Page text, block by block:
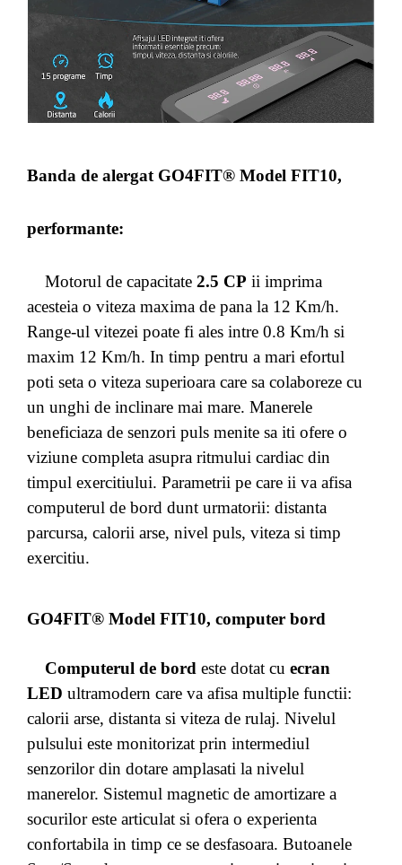
Banda de alergat GO4FIT® Model FIT10,
performante:
Motorul de capacitate 2.5 CP ii imprima
acesteia o viteza maxima de pana la 12 Km/h.
Range-ul vitezei poate fi ales intre 0.8 Km/h si
maxim 12 Km/h. In timp pentru a mari efortul
poti seta o viteza superioara care sa colaboreze cu
un unghi de inclinare mai mare. Manerele
beneficiaza de senzori puls menite sa iti ofere o
viziune completa asupra ritmului cardiac din
timpul exercitiului. Parametrii pe care ii va afisa
computerul de bord dunt urmatorii: distanta
parcursa, calorii arse, nivel puls, viteza si timp
exercitiu.
GO4FIT® Model FIT10, computer bord
Computerul de bord este dotat cu ecran
LED ultramodern care va afisa multiple functii:
calorii arse, distanta si viteza de rulaj. Nivelul
pulsului este monitorizat prin intermediul
senzorilor din dotare amplasati la nivelul
manerelor. Sistemul magnetic de amortizare a
socurilor este articulat si ofera o experienta
confortabila in timp ce se desfasoara. Butoanele